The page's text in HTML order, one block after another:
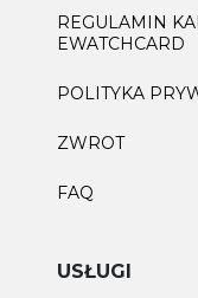
REGULAMIN
EWATCHCARD
POLITYKA
ZWROT
FAQ
USŁUGI